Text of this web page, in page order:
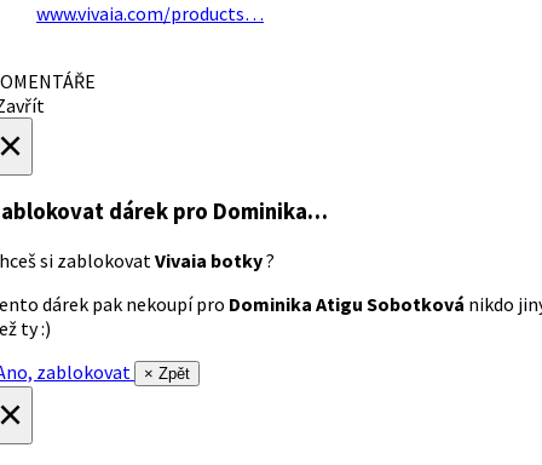
www.vivaia.com/products…
dárek pro Dominika…
si zablokovatVivaia botky?
dárek pak nekoupí pro Dominika Atigu Sobotková nikdo
ty :)
zablokovat
× Zpět